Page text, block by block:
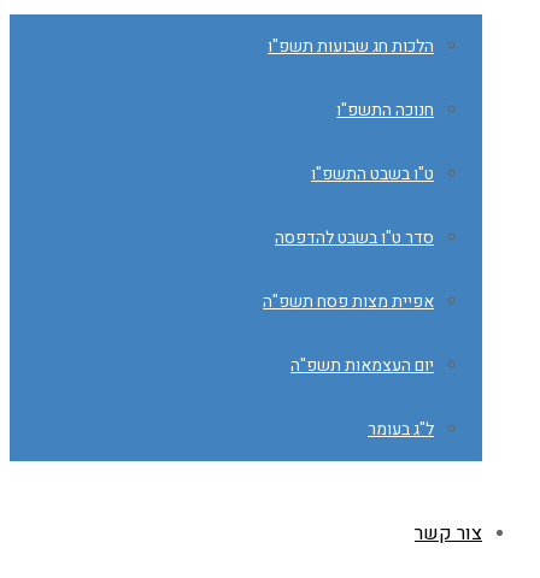
הלכות חג שבועות תשפ"ו
חנוכה התשפ"ו
ט"ו בשבט התשפ"ו
סדר ט"ו בשבט להדפסה
אפיית מצות פסח תשפ"ה
יום העצמאות תשפ"ה
ל"ג בעומר
צור קשר